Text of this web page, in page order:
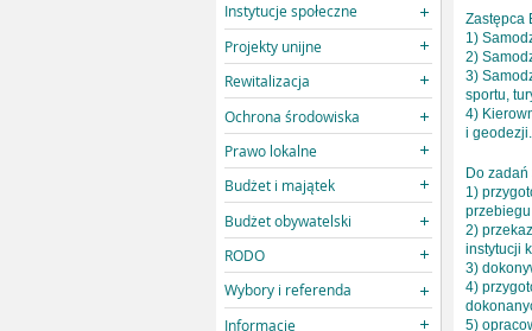
Instytucje społeczne
Projekty unijne
Rewitalizacja
Ochrona środowiska
Prawo lokalne
Budżet i majątek
Budżet obywatelski
RODO
Wybory i referenda
Informacje
Zastępca
1)
2)
3)
sportu,
4)
i geodezji.
Do zadań
1)
2)
instytucji
3)
4)
5)